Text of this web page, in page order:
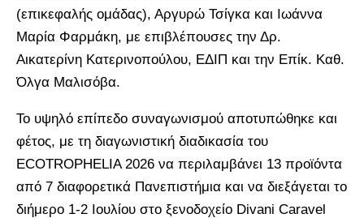
(επικεφαλής ομάδας), Αργυρώ Τσίγκα και Ιωάννα
Μαρία Φαρμάκη, με επιβλέπουσες την Δρ.
Αικατερίνη Κατερινοπούλου, ΕΔΙΠ και την Επίκ. Καθ.
Όλγα Μαλισόβα.
Το υψηλό επίπεδο συναγωνισμού αποτυπώθηκε και
φέτος, με τη διαγωνιστική διαδικασία του
ECOTROPHELIA 2026 να περιλαμβάνει 13 προϊόντα
από 7 διαφορετικά Πανεπιστήμια και να διεξάγεται το
διήμερο 1-2 Ιουλίου στο ξενοδοχείο Divani Caravel